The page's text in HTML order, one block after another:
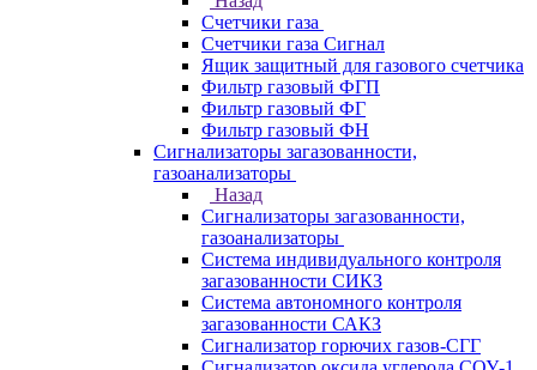
Счетчики газа
Счетчики газа Сигнал
Ящик защитный для газового счетчика
Фильтр газовый ФГП
Фильтр газовый ФГ
Фильтр газовый ФН
Сигнализаторы загазованности,
газоанализаторы
Назад
Сигнализаторы загазованности,
газоанализаторы
Система индивидуального контроля
загазованности СИКЗ
Система автономного контроля
загазованности САКЗ
Сигнализатор горючих газов-СГГ